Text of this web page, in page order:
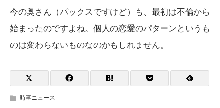
今の奥さん（パックスですけど）も、最初は不倫から
始まったのですよね。個人の恋愛のパターンというも
のは変わらないものなのかもしれません。
時事ニュース